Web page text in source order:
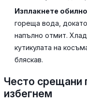
Изплакнете
гореща вода,
напълно отмит.
кутикулата на
бляскав.
Често срещани
избегнем